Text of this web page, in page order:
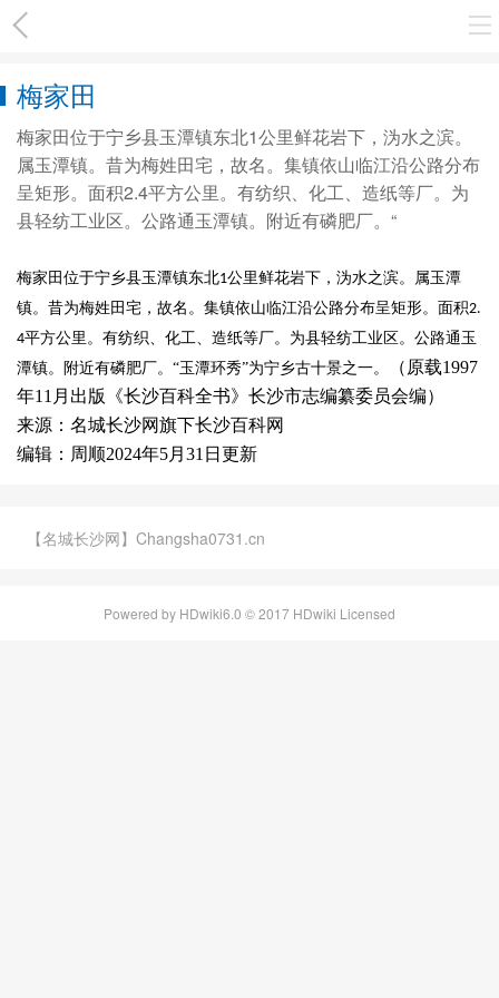
梅家田
梅家田位于宁乡县玉潭镇东北1公里鲜花岩下，沩水之滨。
属玉潭镇。昔为梅姓田宅，故名。集镇依山临江沿公路分布
呈矩形。面积2.4平方公里。有纺织、化工、造纸等厂。为
县轻纺工业区。公路通玉潭镇。附近有磷肥厂。“
梅家田 位于宁乡县玉潭镇东北1公里鲜花岩下，沩水之滨。属玉潭
镇。昔为梅姓田宅，故名。集镇依山临江沿公路分布呈矩形。面积2.
4平方公里。有纺织、化工、造纸等厂。为县轻纺工业区。公路通玉
潭镇。附近有磷肥厂。“玉潭环秀”为宁乡古十景之一。
（原载1997
年11月出版《长沙百科全书》长沙市志编纂委员会编）
来源：名城长沙网旗下长沙百科网
编辑：周顺2024年5月31日更新
【名城长沙网】Changsha0731.cn
Powered by HDwiki6.0 © 2017 HDwiki Licensed